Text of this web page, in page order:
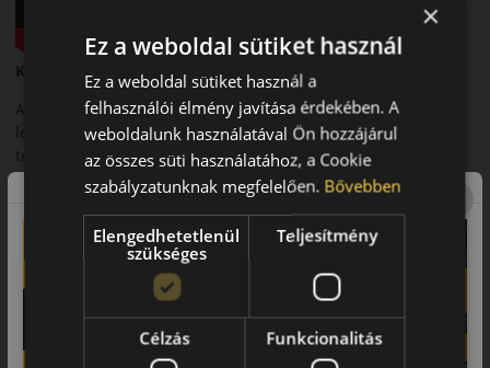
Kumho WinterCraft WP52+Wintercraft téli gumiabroncs
A Kumho WinterCraft WP52+Wintercraft a gyártó egyik
legújabb fejlesztése, amely a megbízhatóságot és a modern
technológiát ötvözi. Fejlett futófelülete és speciális
gumikeveréke kiváló tapadást biztosít havas, jeges és nedves
Fő előnyök és jellemzők:
• Fejlett futófelületi kialakítás a jobb tapadásért.
• Speciális gumikeverék hidegálló tulajdonságokkal.
• Megbízható fékezési teljesítmény.
×
Ez a weboldal sütiket használ
Ez a weboldal sütiket használ a
felhasználói élmény javítása érdekében. A
weboldalunk használatával Ön hozzájárul
az összes süti használatához, a Cookie
szabályzatunknak megfelelően. Bővebben
Elengedhetetlenül
szükséges
Teljesítmény
Célzás Funkcionalitás